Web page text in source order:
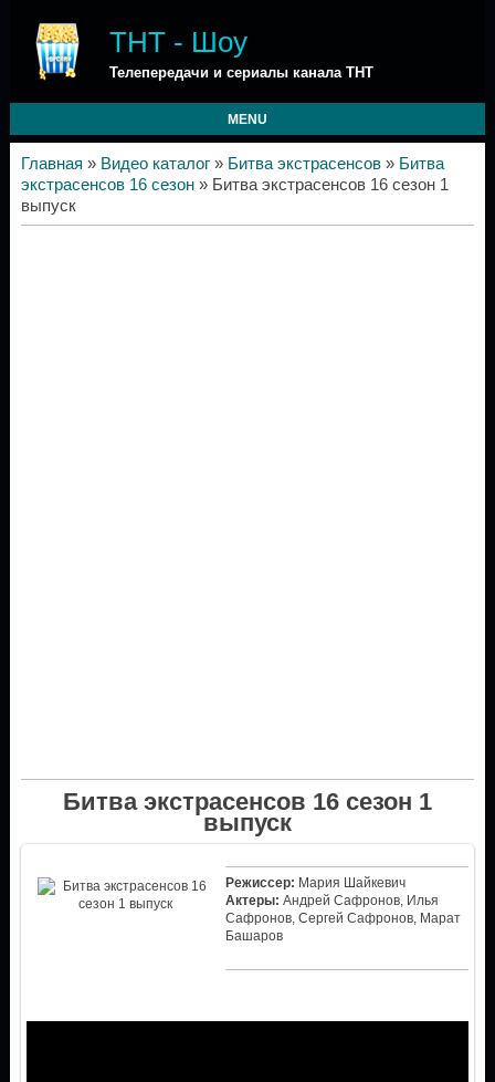
ТНТ - Шоу
Телепередачи и сериалы канала ТНТ
MENU
Главная » Видео каталог» Битва экстрасенсов» Битва
экстрасенсов 16 сезон» Битва экстрасенсов 16 сезон 1
выпуск
Битва экстрасенсов 16 сезон 1
выпуск
Режиссер: Мария Шайкевич
Актеры: Андрей Сафронов, Илья
Сафронов, Сергей Сафронов, Марат
Башаров